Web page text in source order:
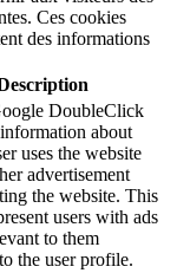
Ces cookies
des informations
DoubleClick
about
uses the website
advertisement
the website. This
users with ads
to them
the user profile.